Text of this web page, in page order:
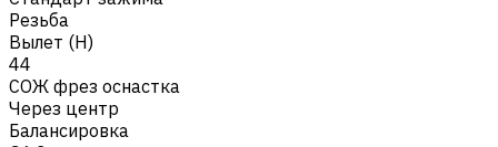
Резьба
Вылет (H)
44
СОЖ фрез оснастка
Через центр
Балансировка